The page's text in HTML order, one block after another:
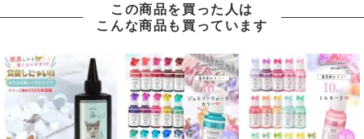
この商品を買った人は
こんな商品も買っています